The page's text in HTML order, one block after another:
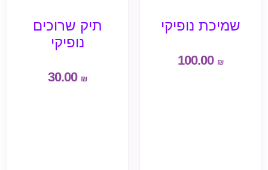
שמיכת נופיקי
100.00 ₪
תיק שרוכים
נופיקי
30.00 ₪